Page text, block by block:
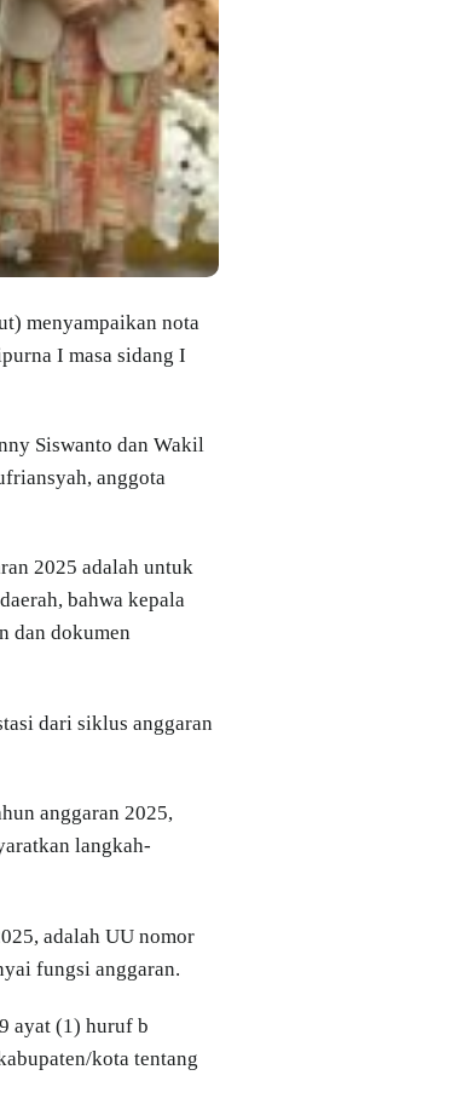
menyampaikan nota
I masa sidang I
Siswanto dan Wakil
anggota
2025 adalah untuk
bahwa kepala
dan dokumen
dari siklus anggaran
anggaran 2025,
langkah-
adalah UU nomor
fungsi anggaran.
ayat (1) huruf b
kota tentang